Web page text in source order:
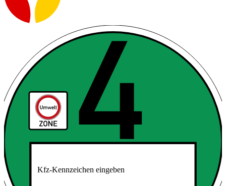
Kfz-Kennzeichen eingeben